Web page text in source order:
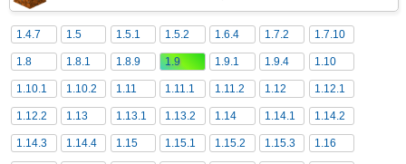
1.4.7 1.5 1.5.1 1.5.2 1.6.4 1.7.2 1.7.10
1.8 1.8.1 1.8.9 1.9 1.9.1 1.9.4 1.10
1.10.1 1.10.2 1.11 1.11.1 1.11.2 1.12 1.12.1
1.12.2 1.13 1.13.1 1.13.2 1.14 1.14.1 1.14.2
1.14.3 1.14.4 1.15 1.15.1 1.15.2 1.15.3 1.16